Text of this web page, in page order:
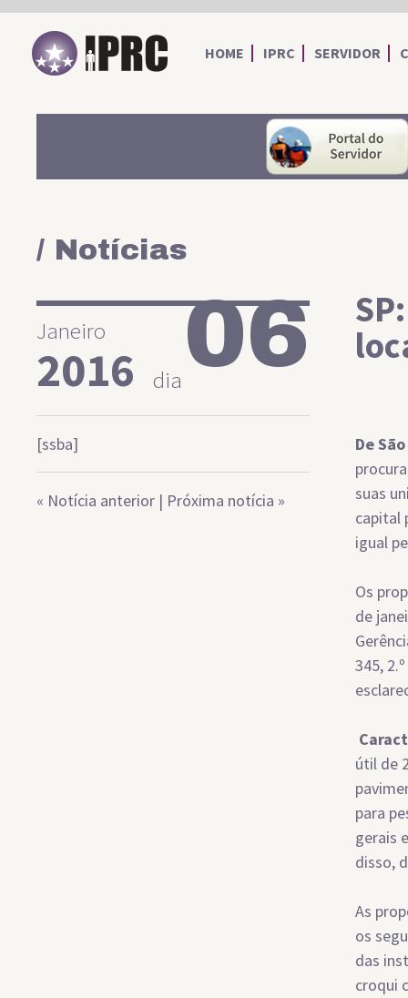
IPRC
HOME IPRC SERVIDOR
/ Notícias
Janeiro
2016 dia06
[ssba]
« Notícia anterior | Próxima notícia »
De
suas
capital
igual
Os
de
345,
útil de
para
gerais
disso,
As
os
das
croqui